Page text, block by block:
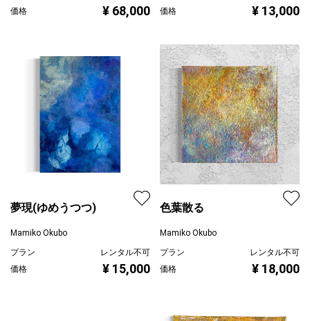
価格
¥ 68,000
価格
¥ 13,000
夢現(ゆめうつつ)
Mamiko Okubo
プラン
レンタル不可
価格
¥ 15,000
色葉散る
Mamiko Okubo
プラン
レンタル不可
価格
¥ 18,000